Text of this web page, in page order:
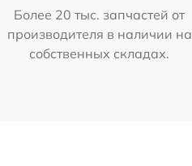
Более 20 тыс. запчастей от
производителя в наличии на
собственных складах.